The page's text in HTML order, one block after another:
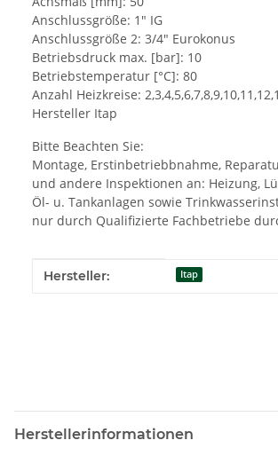
Anschlussgröße: 1" IG
Anschlussgröße 2: 3/4" Eurokonus
Betriebsdruck max. [bar]: 10
Betriebstemperatur [°C]: 80
Anzahl Heizkreise:
Hersteller Itap
Bitte Beachten Sie:
Montage, Erstinbetriebbnahme,
und andere Inspektionen an: Heizung,
Öl- u. Tankanlagen sowie
nur durch Qualifizierte Fachbetriebe
Produkteigenschaft
Wert
Hersteller: Itap
Herstellerinformationen